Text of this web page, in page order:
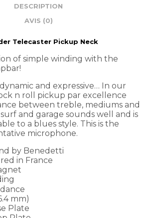
DESCRIPTION
AVIS (0)
Telecaster Pickup Neck
of simple winding with the
dynamic and expressive… In our
n roll pickup par excellence
between treble, mediums and
and garage sounds well and is
to a blues style. This is the
microphone.
by Benedetti
in France
mm)
Plate